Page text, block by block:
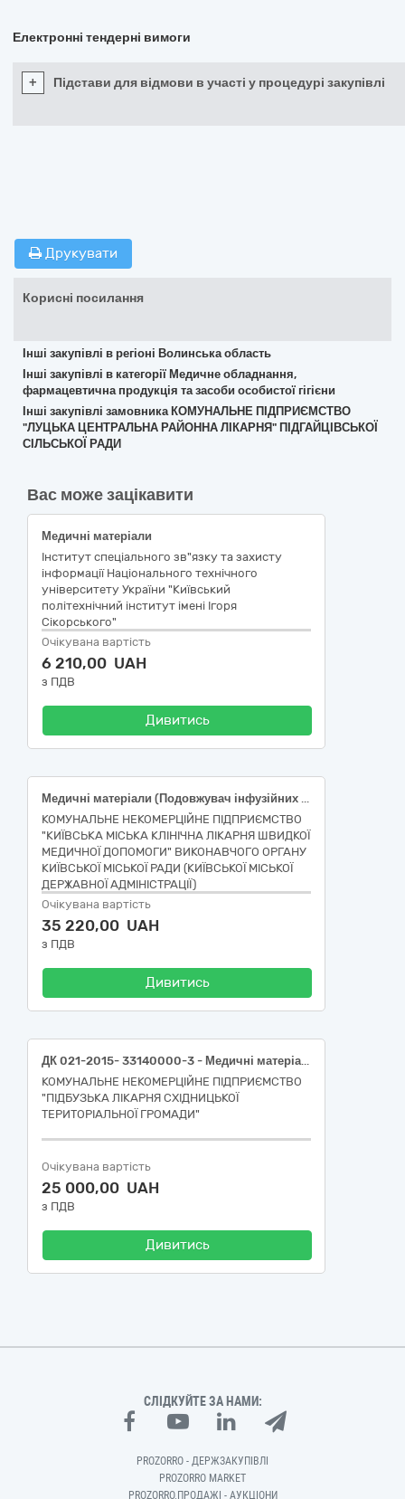
Електронні тендерні вимоги
+ Підстави для відмови в участі у процедурі закупівлі
Друкувати
Корисні посилання
Інші закупівлі в регіоні Волинська область
Інші закупівлі в категорії Медичне обладнання,
фармацевтична продукція та засоби особистої гігієни
Інші закупівлі замовника КОМУНАЛЬНЕ ПІДПРИЄМСТВО
"ЛУЦЬКА ЦЕНТРАЛЬНА РАЙОННА ЛІКАРНЯ" ПІДГАЙЦІВСЬКОЇ
СІЛЬСЬКОЇ РАДИ
Вас може зацікавити
Медичні матеріали
Інститут спеціального зв"язку та захисту
інформації Національного технічного
університету України "Київський
політехнічний інститут імені Ігоря
Сікорського"
Очікувана вартість
6 210,00 UAH
з ПДВ
Дивитись
Медичні матеріали (Подовжувач інфузійних магістралей високого тиску (НК 024:2023: 12170 – Набір для подовження магістралі для внутрішньовенних вливань (НК 031:2024: A03020102 Подовжувальні трубки високого тиску)))
КОМУНАЛЬНЕ НЕКОМЕРЦІЙНЕ ПІДПРИЄМСТВО
"КИЇВСЬКА МІСЬКА КЛІНІЧНА ЛІКАРНЯ ШВИДКОЇ
МЕДИЧНОЇ ДОПОМОГИ" ВИКОНАВЧОГО ОРГАНУ
КИЇВСЬКОЇ МІСЬКОЇ РАДИ (КИЇВСЬКОЇ МІСЬКОЇ
ДЕРЖАВНОЇ АДМІНІСТРАЦІЇ)
Очікувана вартість
35 220,00 UAH
з ПДВ
Дивитись
ДК 021-2015- 33140000-3 - Медичні матеріали(33141300-3 - Приладдя для венепункції та забору крові)- Система ПР (інфузійна), регулятор швидкості потоку, металева з’єднувальна голка, конектор Luer Slip, ін'єкційна голка 21G, довжина від 1500 до 1600; Шприц ін'єкційний, 3-х компонент., одноразовий, стерильний, 2 мл, одна голка в комплекті; Шприц ін'єкційний, 3-х компонент., одноразовий, стерильний, 5 мл, одна голка в комплекті; Шприц ін'єкційний, 3-х компонент., одноразовий, стерильний, 10 мл, одна голка в комплекті; Шприц ін'єкційний, 3-х компонент., одноразовий, стерильний, 20мл, одна голка в комплекті
КОМУНАЛЬНЕ НЕКОМЕРЦІЙНЕ ПІДПРИЄМСТВО
"ПІДБУЗЬКА ЛІКАРНЯ СХІДНИЦЬКОЇ
ТЕРИТОРІАЛЬНОЇ ГРОМАДИ"
Очікувана вартість
25 000,00 UAH
з ПДВ
Дивитись
СЛІДКУЙТЕ ЗА НАМИ:
PROZORRO - ДЕРЖЗАКУПІВЛІ
PROZORRO MARKET
PROZORRO.ПРОДАЖІ - АУКЦІОНИ